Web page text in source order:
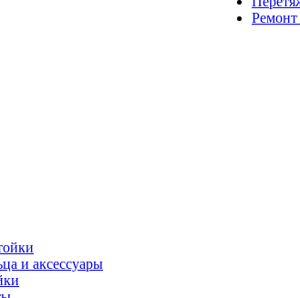
и аксессуары
Ремонт